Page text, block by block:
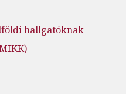
hallgatóknak